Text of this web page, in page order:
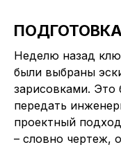
Неделю назад
были выбраны
зарисовками.
передать
проектный
– словно чертеж,